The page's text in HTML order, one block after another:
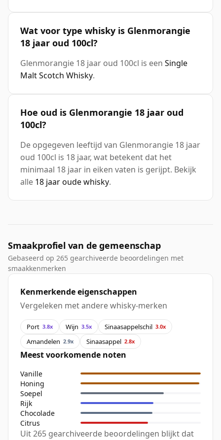
Wat voor type whisky is Glenmorangie
18 jaar oud 100cl?
Glenmorangie 18 jaar oud 100cl is een Single
Malt Scotch Whisky.
Hoe oud is Glenmorangie 18 jaar oud
100cl?
De opgegeven leeftijd van Glenmorangie 18 jaar
oud 100cl is 18 jaar, wat betekent dat het
minimaal 18 jaar in eiken vaten is gerijpt. Bekijk
alle 18 jaar oude whisky.
Smaakprofiel van de gemeenschap
Gebaseerd op 265 gearchiveerde beoordelingen met
smaakkenmerken
Kenmerkende eigenschappen
Vergeleken met andere whisky-merken
Port 3.8x Wijn 3.5x Sinaasappelschil 3.0x
Amandelen 2.9x Sinaasappel 2.8x
Meest voorkomende noten
Vanille
Honing
Soepel
Rijk
Chocolade
Citrus
Uit 265 gearchiveerde beoordelingen blijkt dat